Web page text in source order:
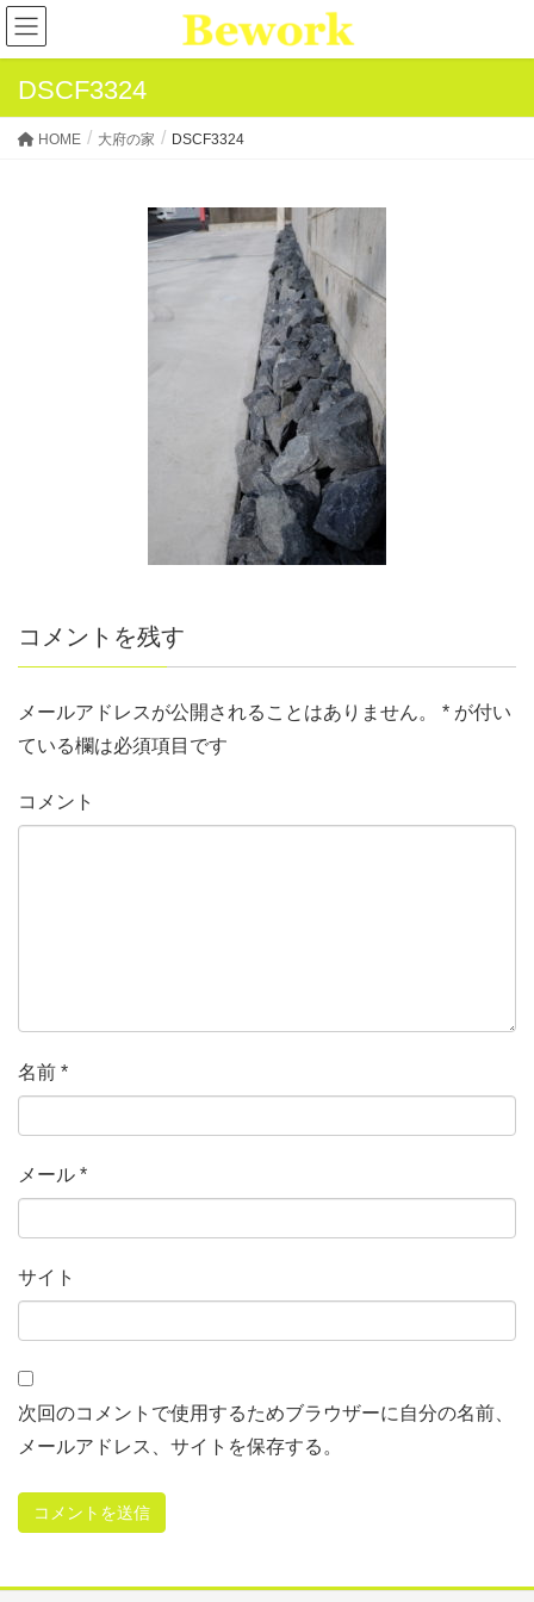
DSCF3324
HOME 大府の家 DSCF3324
コメントを残す
メールアドレスが公開されることはありません。 * が付い
ている欄は必須項目です
コメント
名前 *
メール *
サイト
次回のコメントで使用するためブラウザーに自分の名前、
メールアドレス、サイトを保存する。